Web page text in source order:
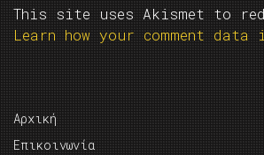
This site uses Akismet to
Learn how your comment data
Αρχική
Επικοινωνία